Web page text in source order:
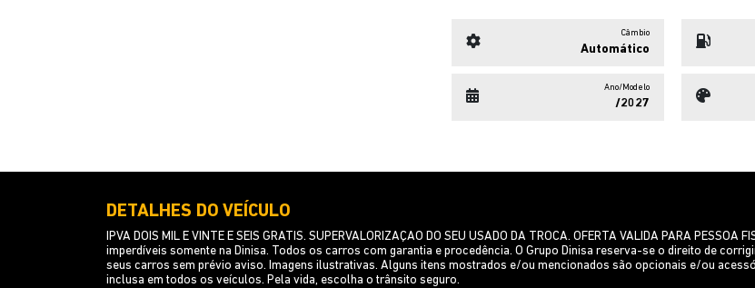
Câmbio
Automático
Ano/Modelo
/2027
DETALHES DO VEÍCULO
IPVA DOIS MIL E VINTE E SEIS GRATIS. SUPERVALORIZAÇAO DO SEU USADO DA TROCA. OFERTA VALIDA PARA PESSOA
imperdíveis somente na Dinisa. Todos os carros com garantia e procedência. O Grupo Dinisa reserva-se o direito de
seus carros sem prévio aviso. Imagens ilustrativas. Alguns itens mostrados e/ou mencionados são opcionais e/ou
inclusa em todos os veículos. Pela vida, escolha o trânsito seguro.